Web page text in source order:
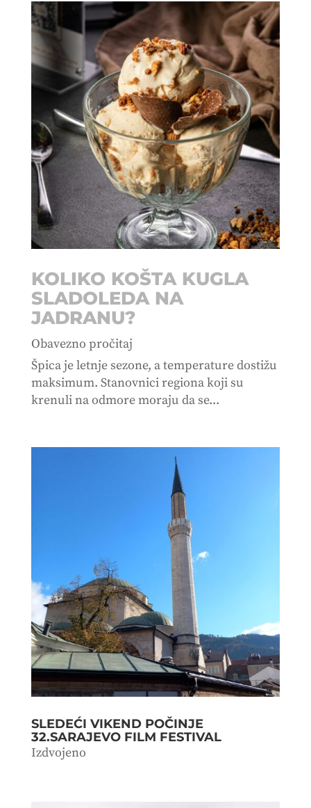
KOLIKO KOŠTA KUGLA
SLADOLEDA NA
JADRANU?
Obavezno pročitaj
Špica je letnje sezone, a temperature dostižu
maksimum. Stanovnici regiona koji su
krenuli na odmore moraju da se...
SLEDEĆI VIKEND POČINJE
32.SARAJEVO FILM FESTIVAL
Izdvojeno